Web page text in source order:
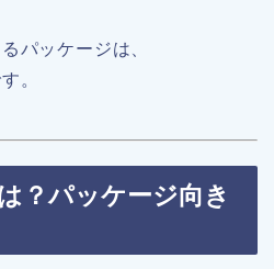
パッケージは、
。
？パッケージ向き